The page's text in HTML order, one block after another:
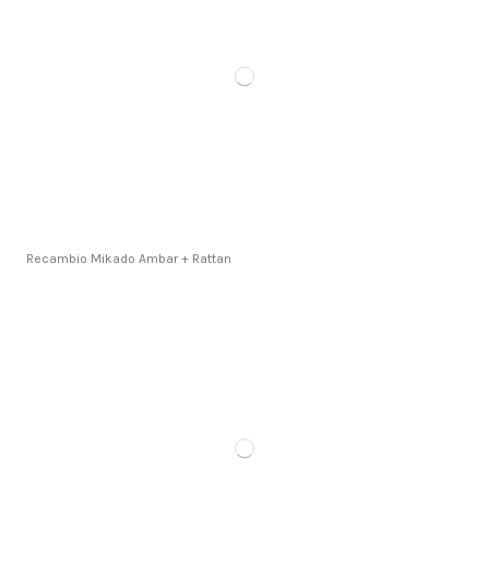
Recambio Mikado Ambar + Rattan